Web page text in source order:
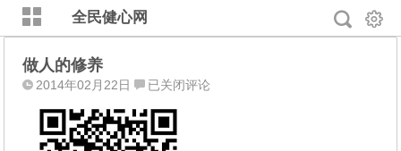
全民健心网
做人的修养
2014年02月22日
做
的
修
已关闭评论